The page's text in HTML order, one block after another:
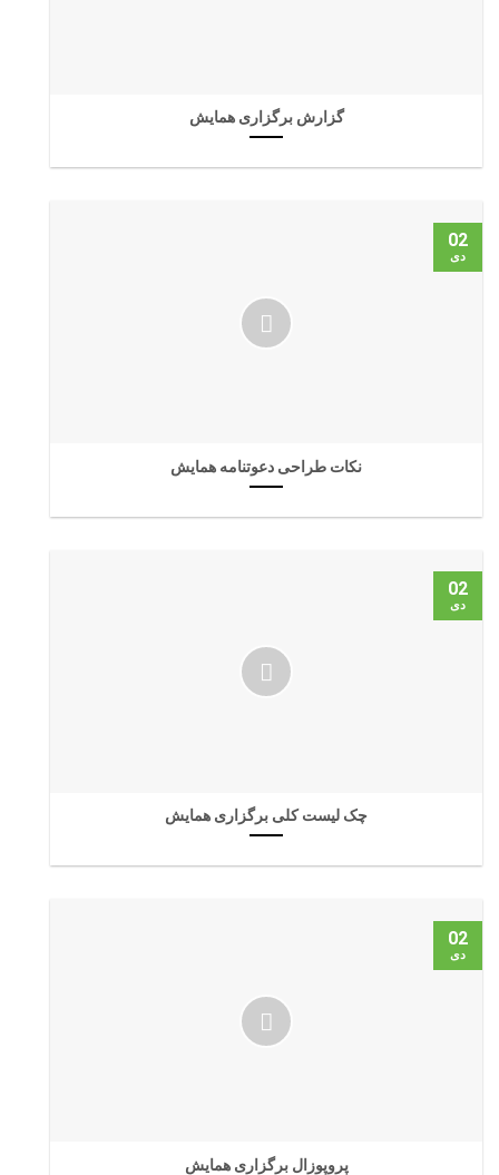
گزارش برگزاری همایش
نکات طراحی دعوتنامه همایش
02
دی
چک لیست کلی برگزاری همایش
02
دی
پروپوزال برگزاری همایش
02
دی